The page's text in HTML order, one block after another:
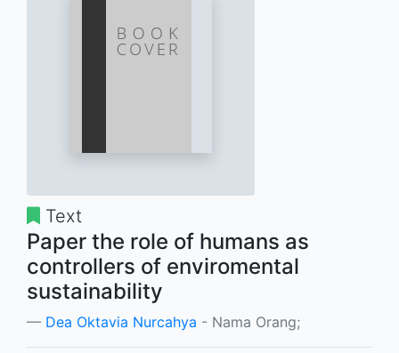
Text
Paper the role of humans as
controllers of enviromental
sustainability
Dea Oktavia Nurcahya - Nama Orang;